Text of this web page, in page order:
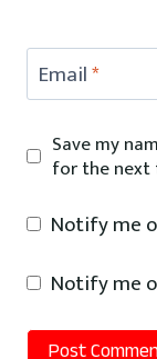
Email*
Save my
for the next
Notify me
Notify me